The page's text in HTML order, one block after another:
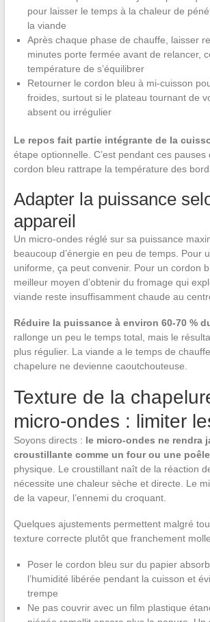
pour laisser le temps à la chaleur de
la viande
Après chaque phase de chauffe, laisser
minutes porte fermée avant de relancer,
température de s’équilibrer
Retourner le cordon bleu à mi-cuisson
froides, surtout si le plateau tournant de
absent ou irrégulier
Le repos fait partie intégrante de la
étape optionnelle. C’est pendant ces pauses
cordon bleu rattrape la température des
Adapter la puissance
appareil
Un micro-ondes réglé sur sa puissance
beaucoup d’énergie en peu de temps. Pour
uniforme, ça peut convenir. Pour un cordon
meilleur moyen d’obtenir du fromage qui
viande reste insuffisamment chaude au
Réduire la puissance à environ 60-70 %
rallonge un peu le temps total, mais le
plus régulier. La viande a le temps de
chapelure ne devienne caoutchouteuse.
Texture de la
micro-ondes : limiter
Soyons directs : le micro-ondes ne rendra
croustillante comme un four ou une poêle
physique. Le croustillant naît de la réaction
nécessite une chaleur sèche et directe. Le
de la vapeur, l’ennemi du croquant.
Quelques ajustements permettent malgré
texture correcte plutôt que franchement
Poser le cordon bleu sur du papier
l’humidité libérée pendant la cuisson et
trempe
Ne pas couvrir avec un film plastique